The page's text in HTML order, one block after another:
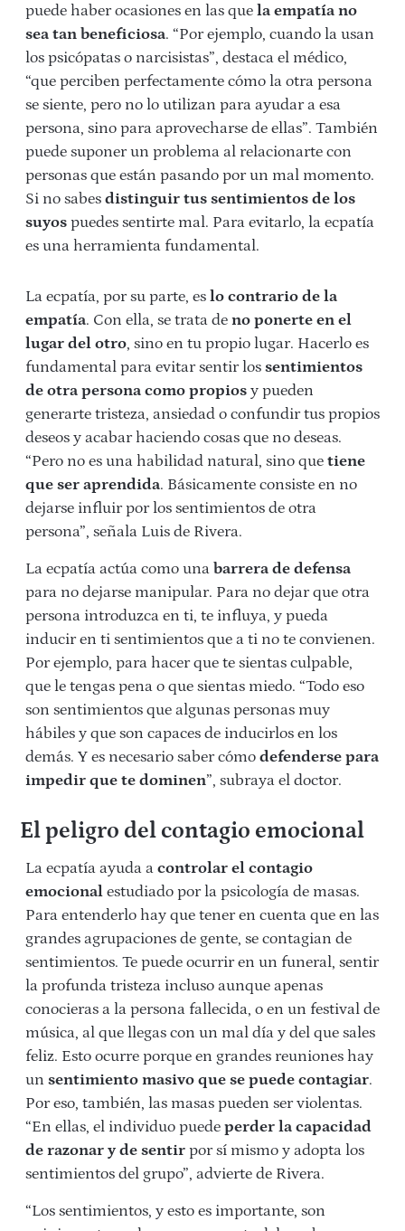
puede haber ocasiones en las que la empatía no
sea tan beneficiosa. “Por ejemplo, cuando la usan
los psicópatas o narcisistas”, destaca el médico,
“que perciben perfectamente cómo la otra persona
se siente, pero no lo utilizan para ayudar a esa
persona, sino para aprovecharse de ellas”. También
puede suponer un problema al relacionarte con
personas que están pasando por un mal momento.
Si no sabes distinguir tus sentimientos de los
suyos puedes sentirte mal. Para evitarlo, la ecpatía
es una herramienta fundamental.
La ecpatía, por su parte, es lo contrario de la
empatía. Con ella, se trata de no ponerte en el
lugar del otro, sino en tu propio lugar. Hacerlo es
fundamental para evitar sentir los sentimientos
de otra persona como propios y pueden
generarte tristeza, ansiedad o confundir tus propios
deseos y acabar haciendo cosas que no deseas.
“Pero no es una habilidad natural, sino que tiene
que ser aprendida. Básicamente consiste en no
dejarse influir por los sentimientos de otra
persona”, señala Luis de Rivera.
La ecpatía actúa como una barrera de defensa
para no dejarse manipular. Para no dejar que otra
persona introduzca en ti, te influya, y pueda
inducir en ti sentimientos que a ti no te convienen.
Por ejemplo, para hacer que te sientas culpable,
que le tengas pena o que sientas miedo. “Todo eso
son sentimientos que algunas personas muy
hábiles y que son capaces de inducirlos en los
demás. Y es necesario saber cómo defenderse para
impedir que te dominen”, subraya el doctor.
El peligro del contagio emocional
La ecpatía ayuda a controlar el contagio
emocional estudiado por la psicología de masas.
Para entenderlo hay que tener en cuenta que en las
grandes agrupaciones de gente, se contagian de
sentimientos. Te puede ocurrir en un funeral, sentir
la profunda tristeza incluso aunque apenas
conocieras a la persona fallecida, o en un festival de
música, al que llegas con un mal día y del que sales
feliz. Esto ocurre porque en grandes reuniones hay
un sentimiento masivo que se puede contagiar.
Por eso, también, las masas pueden ser violentas.
“En ellas, el individuo puede perder la capacidad
de razonar y de sentir por sí mismo y adopta los
sentimientos del grupo”, advierte de Rivera.
“Los sentimientos, y esto es importante, son